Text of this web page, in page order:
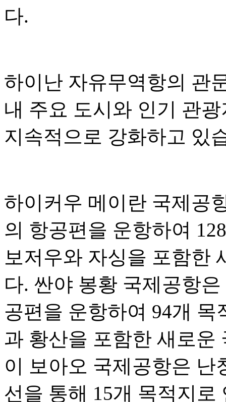
다.
하이난 자유무역항의 관
내 주요 도시와 인기 관
지속적으로 강화하고 있
하이커우 메이란 국제공
의 항공편을 운항하여
보저우와 자싱을 포함한
다. 싼야 봉황 국제공항
공편을 운항하여 94개
과 황산을 포함한 새로운
이 보아오 국제공항은 난
선을 통해 15개 목적지